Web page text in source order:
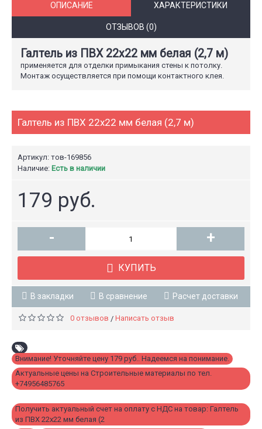
ОПИСАНИЕ ХАРАКТЕРИСТИКИ
ОТЗЫВОВ (0)
Галтель из ПВХ 22x22 мм белая (2,7 м)
применяется для отделки примыкания стены к потолку.
Монтаж осуществляется при помощи контактного клея.
Галтель из ПВХ 22x22 мм белая (2,7 м)
Артикул: тов-169856
Наличие: Есть в наличии
179 руб.
- +
КУПИТЬ
В закладки В сравнение Расчет доставки
0 отзывов / Написать отзыв
Внимание! Уточняйте цену 179 руб.. Надеемся на понимание.
Актуальные цены на Строительные материалы по тел.
+74956485765
Получить актуальный счет на оплату с НДС на товар: Галтель
из ПВХ 22x22 мм белая (2